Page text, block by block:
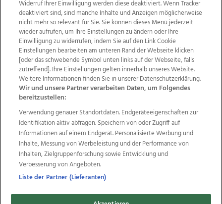
Wir über uns Mediadaten Kontakt
Jobs
Datenschutz
Impressum
AGB Anzeigekunden
AGB Website
Ehrenkodex Politische Werbung
Weitere Angebote des Medienhauses Wimmer
TV1 di-mog-i.at OÖNow
Ischler Woche
Life Radio
OÖNachrichten
OÖN Immobilien
OÖN Karriere
OÖN Reise
Promenaden Galerien
Regionaljobs
wasistlos.at
Widerruf Ihrer Einwilligung werden diese deaktiviert. Wenn Tracker
deaktiviert sind, sind manche Inhalte und Anzeigen möglicherweise
nicht mehr so relevant für Sie. Sie können dieses Menü jederzeit
wieder aufrufen, um Ihre Einstellungen zu ändern oder Ihre
Einwilligung zu widerrufen, indem Sie auf den Link Cookie
Einstellungen bearbeiten am unteren Rand der Webseite klicken
[oder das schwebende Symbol unten links auf der Webseite, falls
zutreffend]. Ihre Einstellungen gelten innerhalb unseres Website.
Weitere Informationen finden Sie in unserer Datenschutzerklärung.
Wir und unsere Partner verarbeiten Daten, um Folgendes
bereitzustellen:
Verwendung genauer Standortdaten. Endgeräteeigenschaften zur
Identifikation aktiv abfragen. Speichern von oder Zugriff auf
Informationen auf einem Endgerät. Personalisierte Werbung und
Inhalte, Messung von Werbeleistung und der Performance von
Inhalten, Zielgruppenforschung sowie Entwicklung und
Verbesserung von Angeboten.
Liste der Partner (Lieferanten)